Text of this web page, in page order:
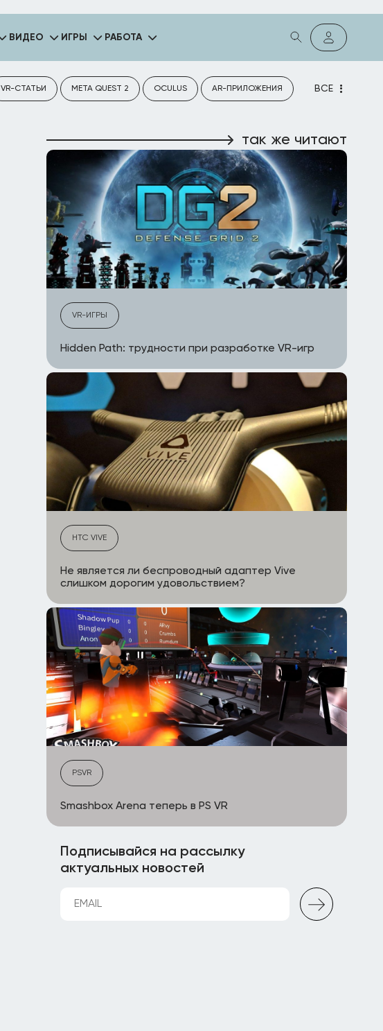
ВИДЕО ИГРЫ РАБОТА
VR-СТАТЬИ META QUEST 2 OCULUS AR-ПРИЛОЖЕНИЯ ВСЕ
так же читают
VR-ИГРЫ
Hidden Path: трудности при разработке VR-игр
HTC VIVE
Не является ли беспроводный адаптер Vive
слишком дорогим удовольствием?
PSVR
Smashbox Arena теперь в PS VR
Подписывайся на рассылку
актуальных новостей